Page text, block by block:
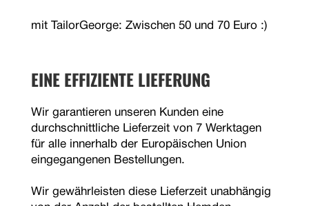
mit TailorGeorge: Zwischen 50 und 70 Euro :)
EINE EFFIZIENTE LIEFERUNG
Wir garantieren unseren Kunden eine
durchschnittliche Lieferzeit von 7 Werktagen
für alle innerhalb der Europäischen Union
eingegangenen Bestellungen.
Wir gewährleisten diese Lieferzeit unabhängig